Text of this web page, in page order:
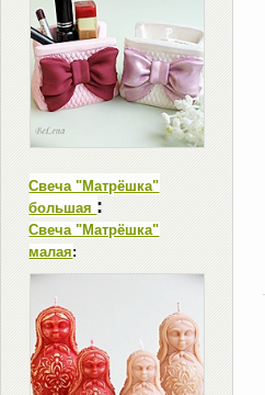
Свеча "Матрёшка"
большая :
Свеча "Матрёшка"
малая: